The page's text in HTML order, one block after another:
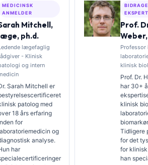
MEDICINSK
ANMELDER
Mitchell,
ph.d.
lægefaglig
- Klinisk
og intern
Sarah Mitchell er
patolog med
18 års erfaring
for
og
analyse.
har
EKSPERT
Prof.
Professor i
klinisk
Prof. Dr.
har 30+
klinisk
Tidligere
for det
for
han